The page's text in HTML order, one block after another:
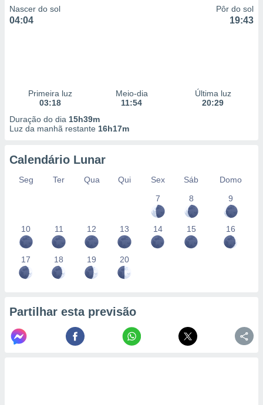
Nascer do sol
04:04
Pôr do sol
19:43
Primeira luz
03:18
Meio-dia
11:54
Última luz
20:29
Duração do dia 15h39m
Luz da manhã restante 16h17m
Calendário Lunar
Seg Ter Qua Qui Sex Sáb
Domo
7
8 9
10 11 12 13 14 15 16
17 18 19 20
Partilhar esta previsão